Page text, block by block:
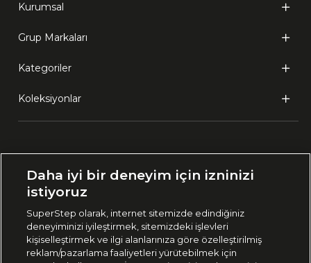
Kurumsal
Grup Markaları
Kategoriler
Koleksiyonlar
🇹🇷 Türkiye
444 37 36
Daha iyi bir deneyim için izninizi
istiyoruz
SuperStep olarak, internet sitemizde edindiğiniz
deneyiminizi iyileştirmek, sitemizdeki işlevleri
kişiselleştirmek ve ilgi alanlarınıza göre özelleştirilmiş
reklam/pazarlama faaliyetleri yürütebilmek için